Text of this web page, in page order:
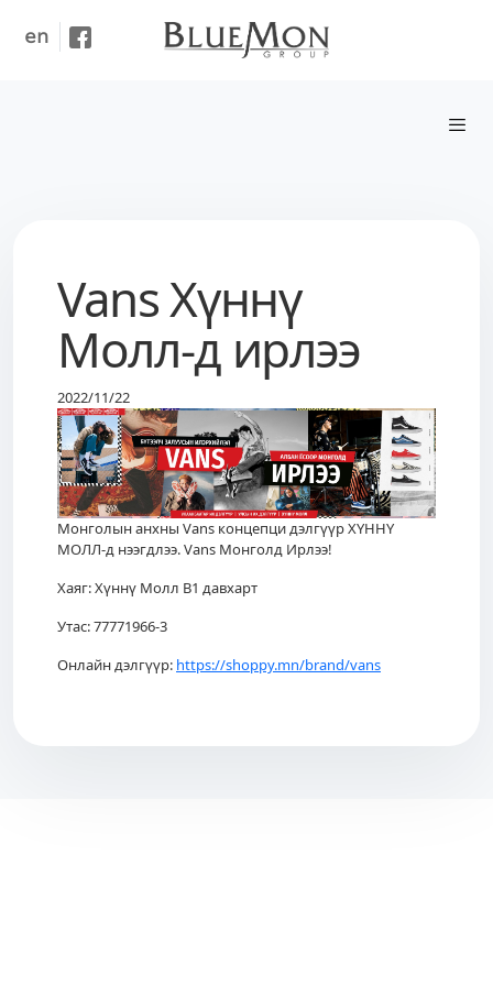
en
Vans Хүннү
Молл-д ирлээ
2022/11/22
Монголын анхны Vans концепци дэлгүүр ХҮННҮ
МОЛЛ-д нээгдлээ. Vans Mонголд Ирлээ!
Хаяг: Хүннү Молл B1 давхарт
Утас: 77771966-3
Онлайн дэлгүүр: https://shoppy.mn/brand/vans